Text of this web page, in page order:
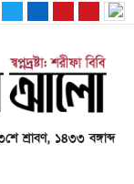
শ্রাবণ, ১৪৩৩ বঙ্গাব্দ